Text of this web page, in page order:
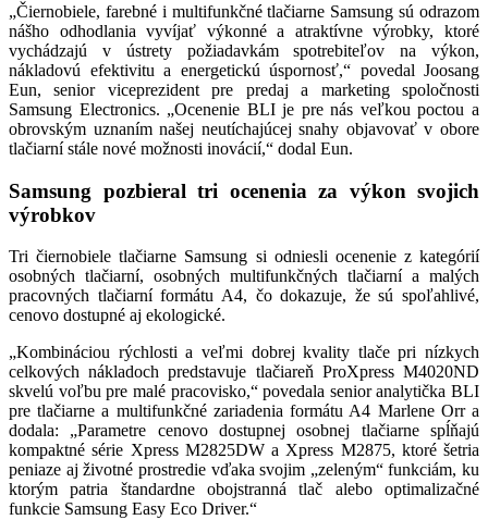
„Čiernobiele, farebné i multifunkčné tlačiarne Samsung sú odrazom
nášho odhodlania vyvíjať výkonné a atraktívne výrobky, ktoré
vychádzajú v ústrety požiadavkám spotrebiteľov na výkon,
nákladovú efektivitu a energetickú úspornosť,“ povedal Joosang
Eun, senior viceprezident pre predaj a marketing spoločnosti
Samsung Electronics. „Ocenenie BLI je pre nás veľkou poctou a
obrovským uznaním našej neutíchajúcej snahy objavovať v obore
tlačiarní stále nové možnosti inovácií,“ dodal Eun.
Samsung pozbieral tri ocenenia za výkon svojich
výrobkov
Tri čiernobiele tlačiarne Samsung si odniesli ocenenie z kategórií
osobných tlačiarní, osobných multifunkčných tlačiarní a malých
pracovných tlačiarní formátu A4, čo dokazuje, že sú spoľahlivé,
cenovo dostupné aj ekologické.
„Kombináciou rýchlosti a veľmi dobrej kvality tlače pri nízkych
celkových nákladoch predstavuje tlačiareň ProXpress M4020ND
skvelú voľbu pre malé pracovisko,“ povedala senior analytička BLI
pre tlačiarne a multifunkčné zariadenia formátu A4 Marlene Orr a
dodala: „Parametre cenovo dostupnej osobnej tlačiarne spĺňajú
kompaktné série Xpress M2825DW a Xpress M2875, ktoré šetria
peniaze aj životné prostredie vďaka svojim „zeleným“ funkciám, ku
ktorým patria štandardne obojstranná tlač alebo optimalizačné
funkcie Samsung Easy Eco Driver.“